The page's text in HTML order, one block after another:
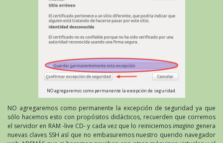
NO agregaremos como permanente la excepción de seguridad.
NO agregaremos como permanente la excepción de seguridad ya que
sólo hacemos esto con propósitos didácticos, recuerden que corremos
el servidor en RAM -live CD- y cada vez que lo reiniciemosimagino genera
nuevas claves SSH así que no embasuremos nuestro querido navegador